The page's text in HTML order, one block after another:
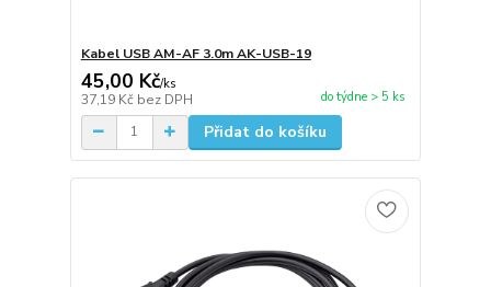
Kabel USB AM-AF 3.0m AK-USB-19
45,00 Kč/ks
37,19 Kč bez DPH do týdne > 5 ks
Přidat do košíku